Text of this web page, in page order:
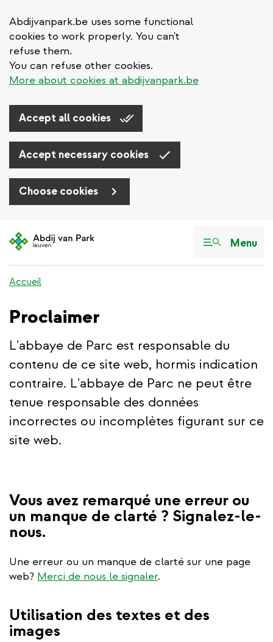
Abdijvanpark.be uses some functional
cookies to work properly. You can't
refuse them.
You can refuse other cookies.
More about cookies at abdijvanpark.be
Accept all cookies
Accept necessary cookies
Choose cookies
au
Menu
Accueil
Proclaimer
L'abbaye de Parc est responsable du
contenu de ce site web, hormis indication
contraire. L'abbaye de Parc ne peut être
tenue responsable des données
incorrectes ou incomplètes figurant sur ce
site web.
Vous avez remarqué une erreur ou
un manque de clarté ? Signalez-le-
nous.
Une erreur ou un manque de clarté sur une page
web? Merci de nous le signaler.
Utilisation des textes et des
images